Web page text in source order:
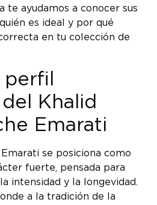
te ayudamos a conocer sus
es ideal y por qué
en tu colección de
Khalid
Emarati
se posiciona como
fuerte, pensada para
intensidad y la longevidad.
a la tradición de la